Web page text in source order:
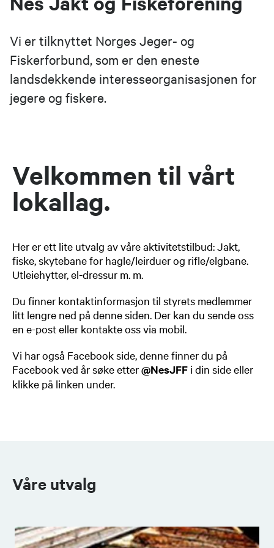
​​​​​​​Vi er tilknyttet Norges Jeger- og
Fiskerforbund, som er den eneste
landsdekkende interesseorganisasjonen for
jegere og fiskere.
Velkommen til vårt
lokallag.
Her er ett lite utvalg av våre aktivitetstilbud: Jakt,
fiske, skytebane for hagle/leirduer og rifle/elgbane.
Utleiehytter, el-dressur m. m.
Du finner kontaktinformasjon til styrets medlemmer
litt lengre ned på denne siden. Der kan du sende oss
en e-post eller kontakte oss via mobil.
Vi har også Facebook side, denne finner du på
Facebook ved år søke etter@NesJFF i din side eller
klikke på linken under.
Våre utvalg